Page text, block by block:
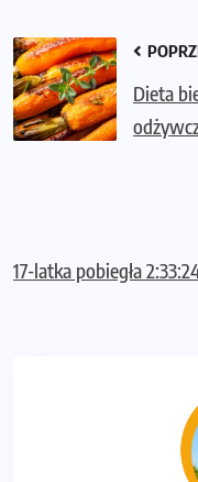
Dieta
17-latka pobiegła